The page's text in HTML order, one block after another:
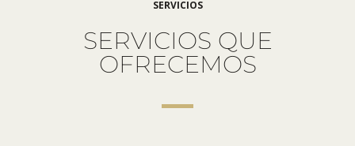
SERVICIOS
SERVICIOS QUE
OFRECEMOS